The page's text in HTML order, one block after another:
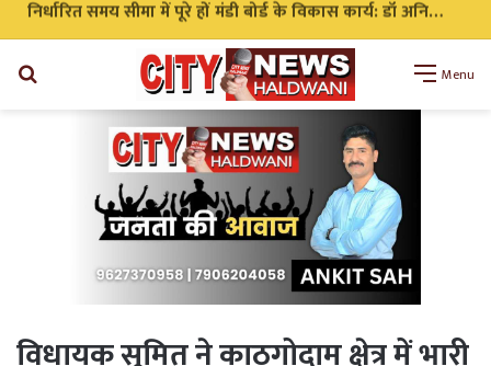
निर्धारित समय सीमा में पूरे हों मंडी बोर्ड के विकास कार्य: डॉ अनिल डब्बू
Menu